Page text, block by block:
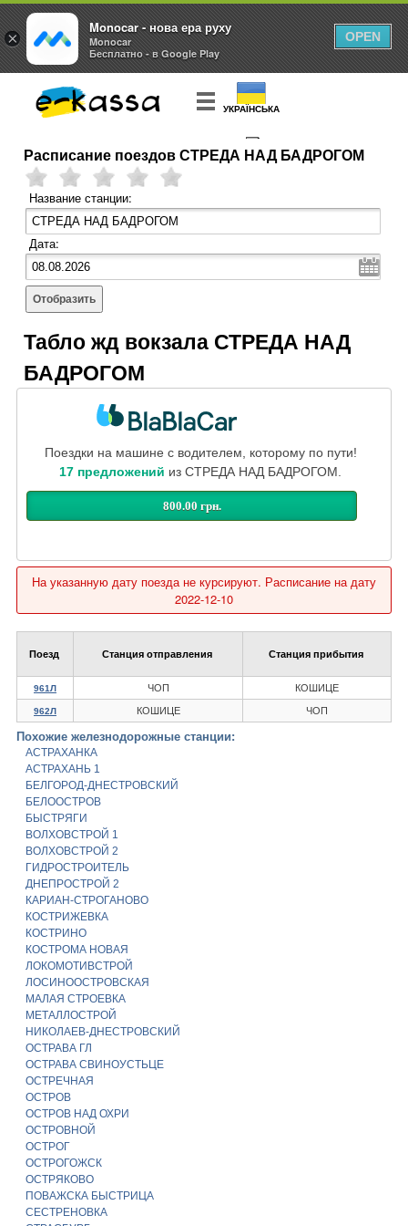
УКРАЇНСЬКА
КУПИТЬ БИЛЕТ
Расписание поездов СТРЕДА НАД БАДРОГОМ
Название станции:
Дата:
Отобразить
Табло жд вокзала СТРЕДА НАД
БАДРОГОМ
Поездки на машине с водителем, которому по пути!
17 предложений из СТРЕДА НАД БАДРОГОМ.
800.00 грн.
На указанную дату поезда не курсируют. Расписание на дату
2022-12-10
Поезд Станция отправления Станция прибытия
961Л ЧОП КОШИЦЕ
962Л КОШИЦЕ ЧОП
Похожие железнодорожные станции:
АСТРАХАНКА
АСТРАХАНЬ 1
БЕЛГОРОД-ДНЕСТРОВСКИЙ
БЕЛООСТРОВ
БЫСТРЯГИ
ВОЛХОВСТРОЙ 1
ВОЛХОВСТРОЙ 2
ГИДРОСТРОИТЕЛЬ
ДНЕПРОСТРОЙ 2
КАРИАН-СТРОГАНОВО
КОСТРИЖЕВКА
КОСТРИНО
КОСТРОМА НОВАЯ
ЛОКОМОТИВСТРОЙ
ЛОСИНООСТРОВСКАЯ
МАЛАЯ СТРОЕВКА
МЕТАЛЛОСТРОЙ
НИКОЛАЕВ-ДНЕСТРОВСКИЙ
ОСТРАВА ГЛ
ОСТРАВА СВИНОУСТЬЦЕ
ОСТРЕЧНАЯ
ОСТРОВ
ОСТРОВ НАД ОХРИ
ОСТРОВНОЙ
ОСТРОГ
ОСТРОГОЖСК
ОСТРЯКОВО
ПОВАЖСКА БЫСТРИЦА
СЕСТРЕНОВКА
×
Monocar - нова ера руху
Monocar
Бесплатно - в Google Play
OPEN